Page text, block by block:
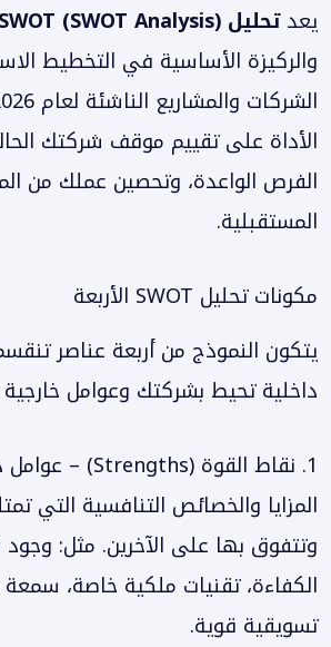
يعدتحليل SWOT (SWOT Analysis)
والركيزة الأساسية في التخطيط
الأداة على تقييم موقف شركتك
الفرص الواعدة، وتحصين عملك من
المستقبلية.
مكونات تحليل SWOT الأربعة
يتكون النموذج من أربعة عناصر
داخلية تحيط بشركتك وعوامل
1. نقاط القوة (Strengths) – عوامل داخلية
المزايا والخصائص التنافسية التي
وتتفوق بها على الآخرين. مثل:
الكفاءة، تقنيات ملكية خاصة، سمعة
تسويقية قوية.